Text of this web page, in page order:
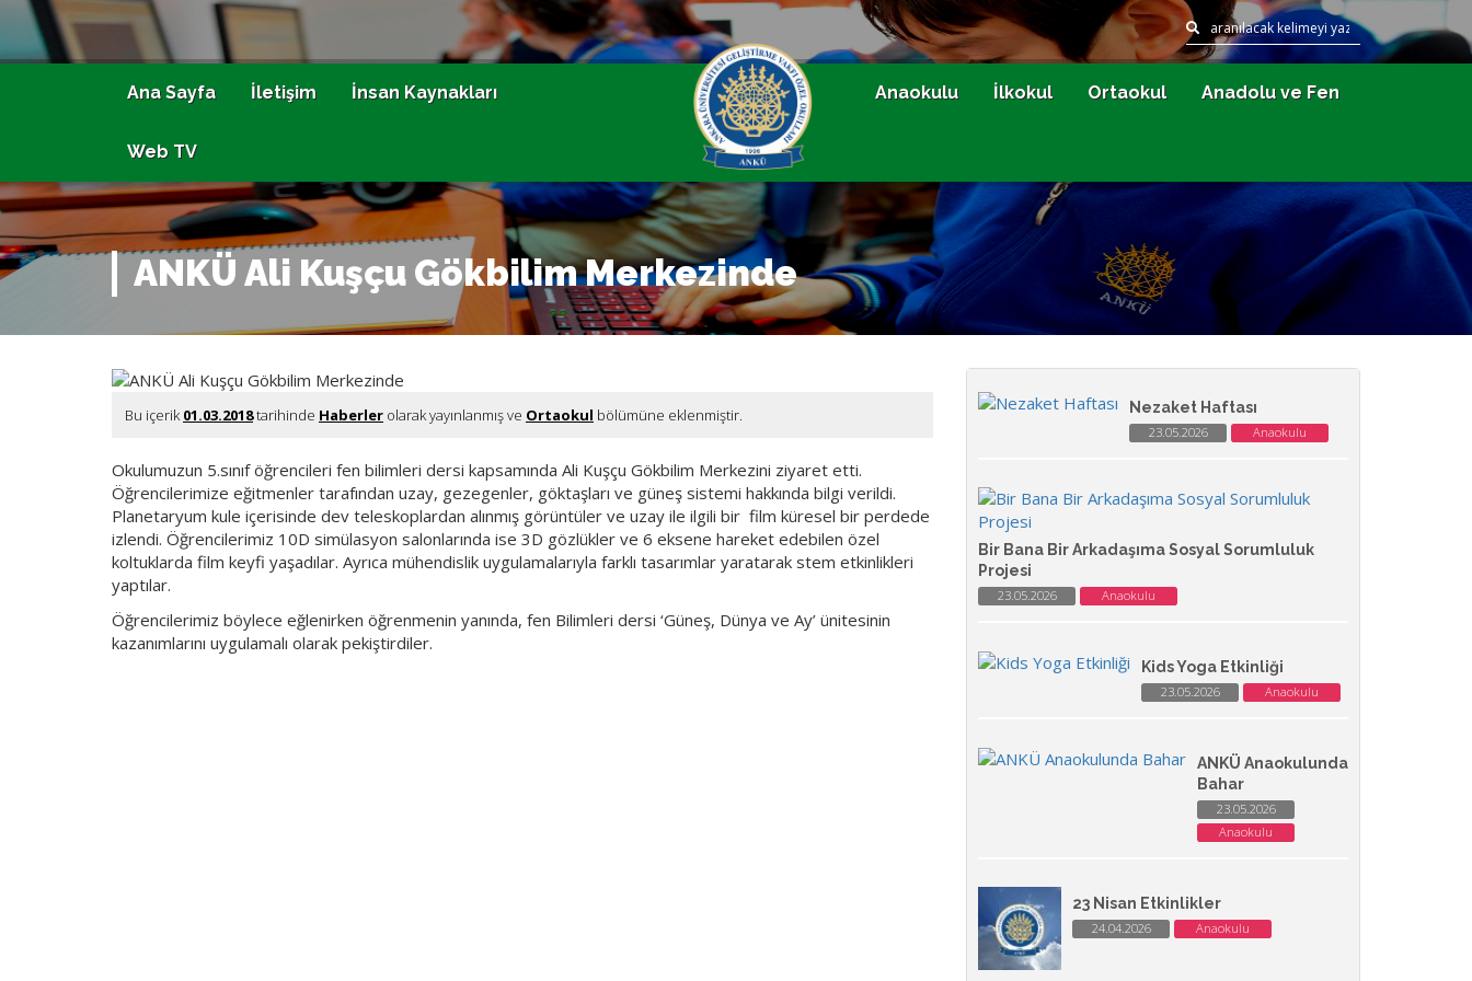
Ana Sayfa İletişim İnsan Kaynakları
Web TV
Anaokulu İlkokul Ortaokul Anadolu ve Fen
ANKÜ Ali Kuşçu Gökbilim Merkezinde
Bu içerik01.03.2018tarihinde Haberler olarak yayınlanmış ve Ortaokul bölümüne eklenmiştir.
Okulumuzun 5.sınıf öğrencileri fen bilimleri dersi kapsamında Ali Kuşçu Gökbilim Merkezini ziyaret etti.
Öğrencilerimize eğitmenler tarafından uzay, gezegenler, göktaşları ve güneş sistemi hakkında bilgi verildi.
Planetaryum kule içerisinde dev teleskoplardan alınmış görüntüler ve uzay ile ilgili bir film küresel bir perdede
izlendi. Öğrencilerimiz 10D simülasyon salonlarında ise 3D gözlükler ve 6 eksene hareket edebilen özel
koltuklarda film keyfi yaşadılar. Ayrıca mühendislik uygulamalarıyla farklı tasarımlar yaratarak stem etkinlikleri
yaptılar.
Öğrencilerimiz böylece eğlenirken öğrenmenin yanında, fen Bilimleri dersi ‘Güneş, Dünya ve Ay’ ünitesinin
kazanımlarını uygulamalı olarak pekiştirdiler.
Nezaket Haftası
23.05.2026 Anaokulu
Bir Bana Bir Arkadaşıma Sosyal Sorumluluk
Projesi
23.05.2026 Anaokulu
Kids Yoga Etkinliği
23.05.2026 Anaokulu
ANKÜ Anaokulunda
Bahar
23.05.2026
Anaokulu
23 Nisan Etkinlikler
24.04.2026 Anaokulu